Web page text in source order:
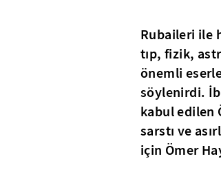
Rubaileri ile
tıp, fizik,
önemli
söylenirdi.
kabul edilen
sarstı ve
için Ömer